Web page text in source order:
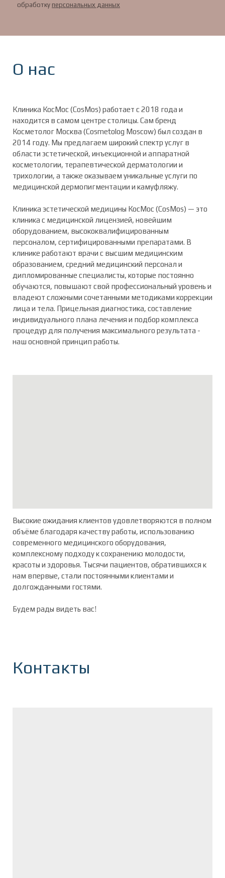
обработку персональных данных
О нас
Клиника КосМос (CosMos) работает с 2018 года и
находится в самом центре столицы. Сам бренд
Косметолог Москва (Cosmetolog Moscow) был создан в
2014 году. Мы предлагаем широкий спектр услуг в
области эстетической, инъекционной и аппаратной
косметологии, терапевтической дерматологии и
трихологии, а также оказываем уникальные услуги по
медицинской дермопигментации и камуфляжу.
Клиника эстетической медицины КосМос (CosMos) — это
клиника с медицинской лицензией, новейшим
оборудованием, высококвалифицированным
персоналом, сертифицированными препаратами. В
клинике работают врачи с высшим медицинским
образованием, средний медицинский персонал и
дипломированные специалисты, которые постоянно
обучаются, повышают свой профессиональный уровень и
владеют сложными сочетанными методиками коррекции
лица и тела. Прицельная диагностика, составление
индивидуального плана лечения и подбор комплекса
процедур для получения максимального результата -
наш основной принцип работы.
Высокие ожидания клиентов удовлетворяются в полном
объёме благодаря качеству работы, использованию
современного медицинского оборудования,
комплексному подходу к сохранению молодости,
красоты и здоровья. Тысячи пациентов, обратившихся к
нам впервые, стали постоянными клиентами и
долгожданными гостями.
Будем рады видеть вас!
Контакты